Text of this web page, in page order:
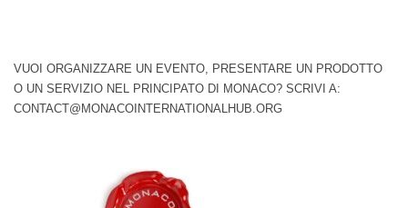
VUOI ORGANIZZARE UN EVENTO, PRESENTARE UN PRODOTTO
O UN SERVIZIO NEL PRINCIPATO DI MONACO? SCRIVI A:
CONTACT@MONACOINTERNATIONALHUB.ORG